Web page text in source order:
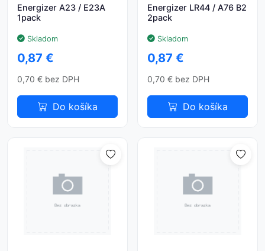
Energizer A23 / E23A
1pack
Skladom
0,87 €
0,70 € bez DPH
Do košíka
Energizer LR44 / A76 B2
2pack
Skladom
0,87 €
0,70 € bez DPH
Do košíka